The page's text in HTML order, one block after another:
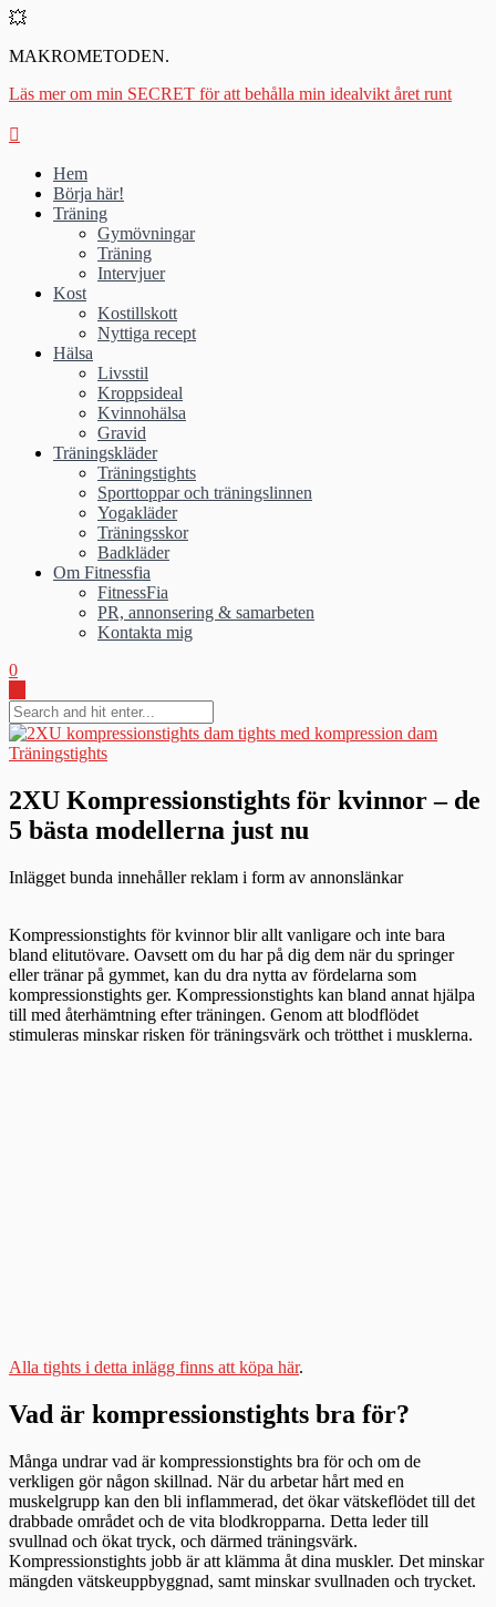
💥
MAKROMETODEN.
Läs mer om min SECRET för att behålla min idealvikt året runt
Hem
Börja här!
Träning
Gymövningar
Träning
Intervjuer
Kost
Kostillskott
Nyttiga recept
Hälsa
Livsstil
Kroppsideal
Kvinnohälsa
Gravid
Träningskläder
Träningstights
Sporttoppar och träningslinnen
Yogakläder
Träningsskor
Badkläder
Om Fitnessfia
FitnessFia
PR, annonsering & samarbeten
Kontakta mig
0
Träningstights
2XU Kompressionstights för kvinnor – de
5 bästa modellerna just nu
Inlägget bunda innehåller reklam i form av annonslänkar
Kompressionstights för kvinnor blir allt vanligare och inte bara
bland elitutövare. Oavsett om du har på dig dem när du springer
eller tränar på gymmet, kan du dra nytta av fördelarna som
kompressionstights ger. Kompressionstights kan bland annat hjälpa
till med återhämtning efter träningen. Genom att blodflödet
stimuleras minskar risken för träningsvärk och trötthet i musklerna.
Alla tights i detta inlägg finns att köpa här.
Vad är kompressionstights bra för?
Många undrar vad är kompressionstights bra för och om de
verkligen gör någon skillnad. När du arbetar hårt med en
muskelgrupp kan den bli inflammerad, det ökar vätskeflödet till det
drabbade området och de vita blodkropparna. Detta leder till
svullnad och ökat tryck, och därmed träningsvärk.
Kompressionstights jobb är att klämma åt dina muskler. Det minskar
mängden vätskeuppbyggnad, samt minskar svullnaden och trycket.